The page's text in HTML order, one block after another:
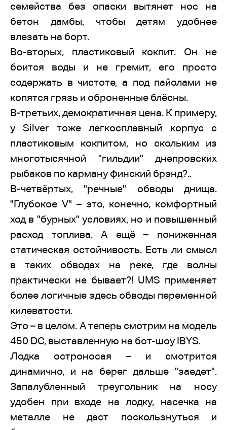
семейства без опаски вытянет нос на
бетон дамбы, чтобы детям удобнее
влезать на борт.
Во-вторых, пластиковый кокпит. Он не
боится воды и не гремит, его просто
содержать в чистоте, а под пайолами не
копятся грязь и оброненные блёсны.
В-третьих, демократичная цена. К примеру,
у Silver тоже легкосплавный корпус с
пластиковым кокпитом, но скольким из
многотысячной "гильдии" днепровских
рыбаков по карману финский брэнд?..
В-четвёртых, "речные" обводы днища.
"Глубокое V" – это, конечно, комфортный
ход в "бурных" условиях, но и повышенный
расход топлива. А ещё – пониженная
статическая остойчивость. Есть ли смысл
в таких обводах на реке, где волны
практически не бывает?! UMS применяет
более логичные здесь обводы переменной
килеватости.
Это – в целом. А теперь смотрим на модель
450 DC, выставленную на бот-шоу IBYS.
Лодка остроносая – и смотрится
динамично, и на берег дальше "заедет".
Запалубленный треугольник на носу
удобен при входе на лодку, насечка на
металле не даст поскользнуться и